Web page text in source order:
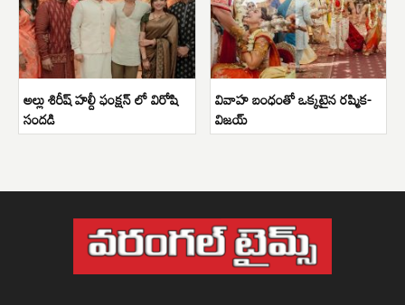
అల్లు శిరీష్ హల్దీ ఫంక్షన్ లో విరోషి
సందడి
వివాహ బంధంతో ఒక్కటైన రష్మిక-
విజయ్